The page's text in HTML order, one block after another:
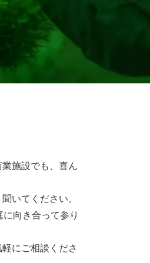
施設でも、喜ん
いてください。
向き合って参り
にご相談くださ